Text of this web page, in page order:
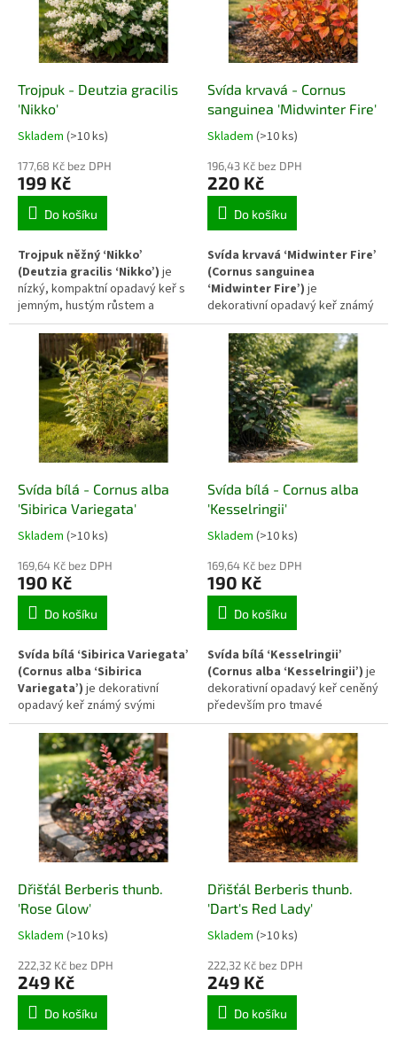
různé podmínky stanoviště, což
z něj činí praktickou dřevinu pro
funkční výsadby.
pokrýt zdi, ploty nebo pergoly
bez nutnosti pevného
vyvazování. Roste pomaleji, ale
vytváří dlouhodobě stabilní a
okrasným efektem.
Trojpuk - Deutzia gracilis
'Nikko'
Skladem (>10 ks)
177,68 Kč bez DPH
199 Kč
Do košíku
Trojpuk něžný ‘Nikko’
(Deutzia gracilis ‘Nikko’) je
nízký, kompaktní opadavý keř s
jemným, hustým růstem a
bohatým jarním kvetením. Na
přelomu května a června je
téměř celý pokryt drobnými
bílými květy, které vytvářejí
svěží a elegantní efekt v
zahradní výsadbě. Díky menším
rozměrům a přirozeně
rozložitým větvím je vhodný do
skalek, lemů záhonů i menších
Svída krvavá - Cornus
sanguinea 'Midwinter Fire'
Skladem (>10 ks)
196,43 Kč bez DPH
220 Kč
Do košíku
Svída krvavá ‘Midwinter Fire’
(Cornus sanguinea
‘Midwinter Fire’) je
dekorativní opadavý keř známý
svými výrazně zbarvenými
zimními výhony. Větve
přecházejí od žluté přes
oranžovou až do červených
tónů, díky čemuž vytvářejí v
zimní zahradě velmi výrazný
barevný efekt. Keř má
přirozeně rozložitý růst a dobře
se uplatňuje ve skupinových
zahradách i volně rostoucích
živých plotech.
Svída bílá - Cornus alba
'Sibirica Variegata'
Skladem (>10 ks)
169,64 Kč bez DPH
190 Kč
Do košíku
Svída bílá ‘Sibirica Variegata’
(Cornus alba ‘Sibirica
Variegata’) je dekorativní
opadavý keř známý svými
panašovanými listy a výrazně
červenými zimními výhony.
Zelené listy s bílým okrajem
vytvářejí během vegetace
světlý kontrast v zahradních
výsadbách, zatímco v zimě
vynikají sytě červené větve.
Díky dobré odolnosti a
nenáročnosti patří mezi
živých plotů i skupinových
výsadeb.
Svída bílá - Cornus alba
'Kesselringii'
Skladem (>10 ks)
169,64 Kč bez DPH
190 Kč
Do košíku
Svída bílá ‘Kesselringii’
(Cornus alba ‘Kesselringii’) je
dekorativní opadavý keř ceněný
především pro tmavé
purpurově až téměř černé zimní
výhony. V průběhu vegetace
vytváří hustý rozložitý keř se
svěže zelenými listy, které se
na podzim zbarvují do
červenofialových odstínů. Díky
výrazným zimním větvím patří
mezi dřeviny, které přinášejí do
zahrady zajímavý barevný efekt
Dřišťál Berberis thunb.
'Rose Glow'
Skladem (>10 ks)
222,32 Kč bez DPH
249 Kč
Do košíku
Dřišťál Berberis thunb.
'Dart's Red Lady'
Skladem (>10 ks)
222,32 Kč bez DPH
249 Kč
Do košíku